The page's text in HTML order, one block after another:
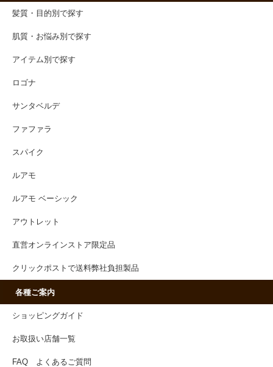
髪質・目的別で探す
肌質・お悩み別で探す
アイテム別で探す
ロゴナ
サンタベルデ
ファファラ
スパイク
ルアモ
ルアモ ベーシック
アウトレット
直営オンラインストア限定品
クリックポストで送料弊社負担製品
各種ご案内
ショッピングガイド
お取扱い店舗一覧
FAQ よくあるご質問